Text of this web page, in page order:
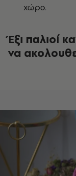
χώρο.
Έξι παλιοί
να